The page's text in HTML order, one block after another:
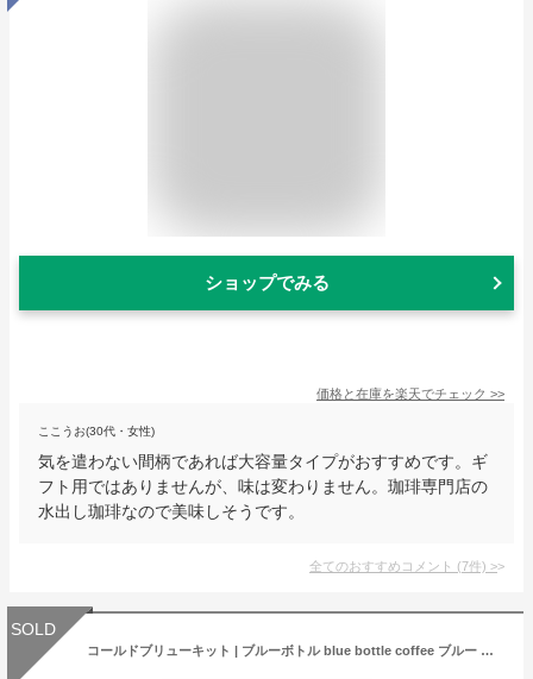
ショップでみる
価格と在庫を楽天でチェック >>
ここうお(30代・女性)
気を遣わない間柄であれば大容量タイプがおすすめです。ギ
フト用ではありませんが、味は変わりません。珈琲専門店の
水出し珈琲なので美味しそうです。
全てのおすすめコメント (7件) >
SOLD
コールドブリューキット | ブルーボトル blue bottle coffee ブルー ボトル コーヒー 水出し アイスコーヒー コールドブリュー ハリオ フィルターインボトル HARIO コーヒー豆 ギフトセット ブルーボトルコーヒー 自家焙煎 自家焙煎珈琲 水出しコーヒー 水出しアイスコーヒー